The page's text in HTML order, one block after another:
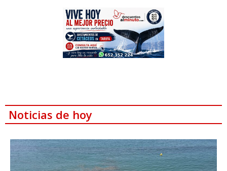
Noticias de hoy